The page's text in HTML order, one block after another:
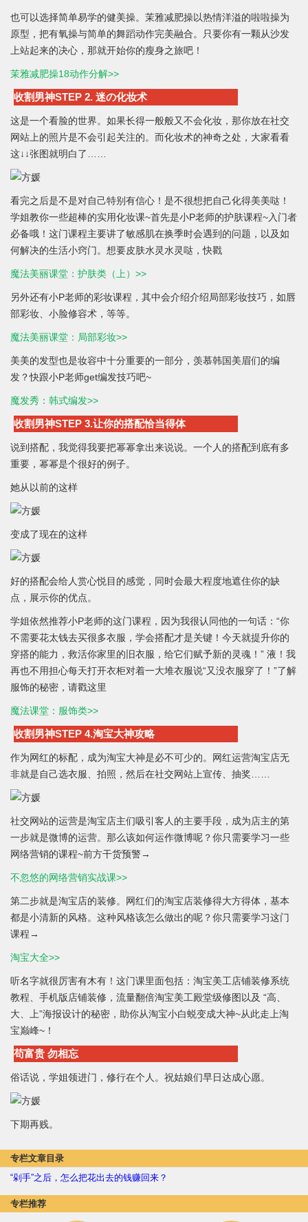
也可以选择简单易学的健美操。茉雅减肥操以热情洋溢的啦啦操为
原型，把有氧操与简单的舞蹈动作完美融合。只要你有一颗从沙发
上站起来的决心，那就开始你的瘦身之旅吧！
茉雅减肥操18动作分解>>
收割男神STEP 2. 迷の化妆术
这是一个看脸的世界。如果长得一般般又不会化妆，那你放在社交
网站上的照片是不会引起关注的。而化妆术的神奇之处，大家看看
这↓↓张图就明白了……
看完之后是不是对自己特别有信心！是不很想把自己化得美美哒！
学姐教你一些超棒的实用化妆课~首先是小P老师的护肤课程~入门者
必备哦！这门课程主要讲了敏感肌在换季时会遇到的问题，以及如
何解决的生活小窍门。想要皮肤水灵水灵哒，快戳
魔法美丽课堂：护肤类（上）>>
另外还有小P老师的彩妆课程，其中会介绍介绍局部彩妆技巧，如唇
部彩妆、小脸修容术，等等。
魔法美丽课堂：局部彩妆>>
美美的发型也是妆容中十分重要的一部分，羡慕韩国美眉们的编
发？快跟小P老师get编发技巧吧~
魔发秀：韩式编发>>
收割男神STEP 3.让你的搭配恰当得体
说到搭配，我觉得我要把幂幂拿出来说说。一个人的搭配到底有多
重要，幂幂是个很好的例子。
她从以前的这样
变成了现在的这样
好的搭配会给人赏心悦目的感觉，同时会最大程度地遮住你的缺
点，展示你的优点。
学姐依然推荐小P老师的这门课程，因为我很认同他的一句话：“你
不需要花太钱去买很多衣服，学会搭配才是关键！今天就提升你的
穿搭的能力，救活你家里的旧衣服，给它们赋予新的灵魂！” 液！我
再也不用担心每天打开衣柜对着一大堆衣服说“又没衣服穿了！”了解
服饰的秘密，请戳这里
魔法课堂：服饰类>>
收割男神STEP 4.淘宝大神攻略
作为网红的标配，成为淘宝大神是必不可少的。网红运营淘宝店无
非就是自己选衣服、拍照，然后在社交网站上宣传、抽奖……
社交网站的运营是淘宝店主们吸引客人的主要手段，成为店主的第
一步就是微博的运营。那么该如何运作微博呢？你只需要学习一些
网络营销的课程~前方干货预警→
不忽悠的网络营销实战课>>
第二步就是淘宝店的装修。网红们的淘宝店装修得大方得体，基本
都是小清新的风格。这种风格该怎么做出的呢？你只需要学习这门
课程→
淘宝大全>>
听名字就很厉害有木有！这门课里面包括：淘宝美工店铺装修系统
教程、手机版店铺装修，流量翻倍淘宝美工殿堂级修图以及 “高、
大、上”海报设计的秘密，助你从淘宝小白蜕变成大神~从此走上淘
宝巅峰~！
苟富贵 勿相忘
俗话说，学姐领进门，修行在个人。祝姑娘们早日达成心愿。
下期再贱。
专栏文章目录
“剁手”之后，怎么把花出去的钱赚回来？
专栏推荐